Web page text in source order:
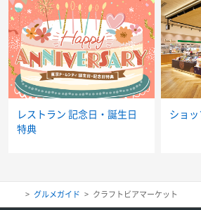
レストラン 記念日・誕生日
特典
ショ
グルメガイド クラフトビアマーケット